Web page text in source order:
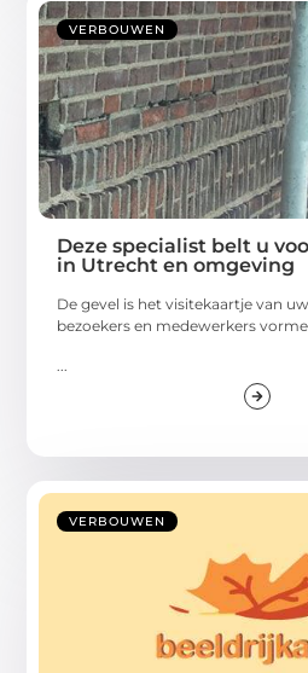
VERBOUWEN
Deze specialist belt u
in Utrecht en omgeving
De gevel is het visitekaartje van
bezoekers en medewerkers
VERBOUWEN